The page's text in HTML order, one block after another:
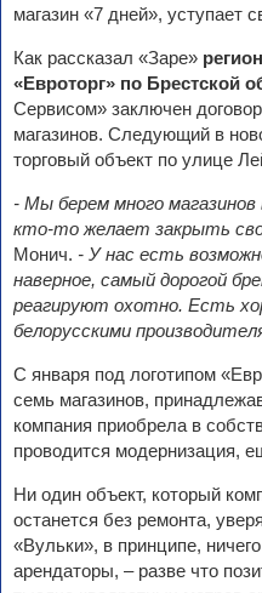
магазин «7 дней», уступает
Как рассказал «Заре»
«Евроторг» по Брестской
Сервисом» заключен
магазинов. Следующий в
торговый объект по улице
- Мы берем много магазинов
кто-то желает закрыть
Монич. - У нас есть
наверное, самый дорогой
реагируют охотно. Есть
белорусскими
С января под логотипом
семь магазинов,
компания приобрела в
проводится модернизация,
Ни один объект, который
останется без ремонта,
«Вульки», в принципе,
арендаторы, – разве что